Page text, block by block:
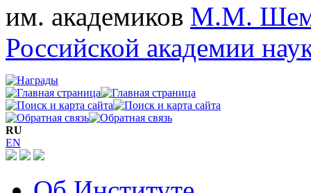
им. академиков М.М.
Российской академии
RU
EN